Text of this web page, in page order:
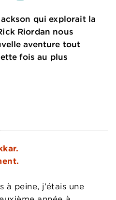
qui explorait la
Riordan nous
aventure tout
fois au plus
à peine, j’étais une